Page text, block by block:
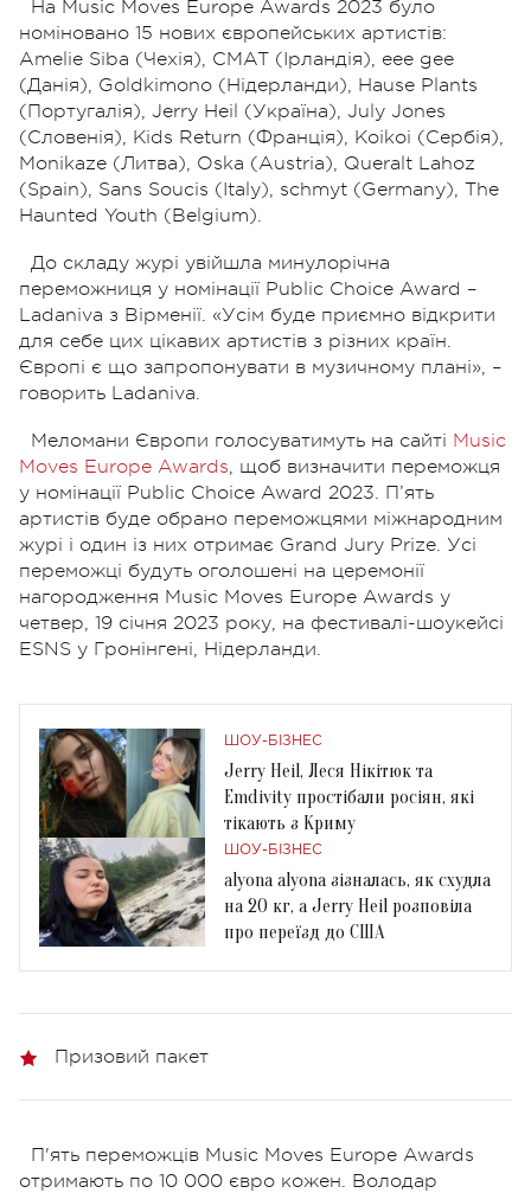
На Music Moves Europe Awards 2023 було
номіновано 15 нових європейських артистів:
Amelie Siba (Чехія), CMAT (Ірландія), eee gee
(Данія), Goldkimono (Нідерланди), Hause Plants
(Португалія), Jerry Heil (Україна), July Jones
(Словенія), Kids Return (Франція), Koikoi (Сербія),
Monikaze (Литва), Oska (Austria), Queralt Lahoz
(Spain), Sans Soucis (Italy), schmyt (Germany), The
Haunted Youth (Belgium).
До складу журі увійшла минулорічна
переможниця у номінації Public Choice Award –
Ladaniva з Вірменії. «Усім буде приємно відкрити
для себе цих цікавих артистів з різних країн.
Європі є що запропонувати в музичному плані», –
говорить Ladaniva.
Меломани Європи голосуватимуть на сайті Music
Moves Europe Awards, щоб визначити переможця
у номінації Public Choice Award 2023. П’ять
артистів буде обрано переможцями міжнародним
журі і один із них отримає Grand Jury Prize. Усі
переможці будуть оголошені на церемонії
нагородження Music Moves Europe Awards у
четвер, 19 січня 2023 року, на фестивалі-шоукейсі
ESNS у Гронінгені, Нідерланди.
ШОУ-БІЗНЕС
Jerry Heil, Леся Нікітюк та
Emdivity простібали росіян, які
тікають з Криму
ШОУ-БІЗНЕС
alyona alyona зізналась, як схудла
на 20 кг, а Jerry Heil розповіла
про переїзд до США
Призовий пакет
П'ять переможців Music Moves Europe Awards
отримають по 10 000 євро кожен. Володар